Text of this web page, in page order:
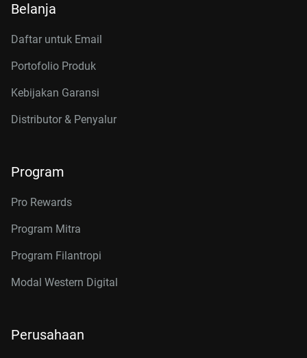
Belanja
Daftar untuk Email
Portofolio Produk
Kebijakan Garansi
Distributor & Penyalur
Program
Pro Rewards
Program Mitra
Program Filantropi
Modal Western Digital
Perusahaan